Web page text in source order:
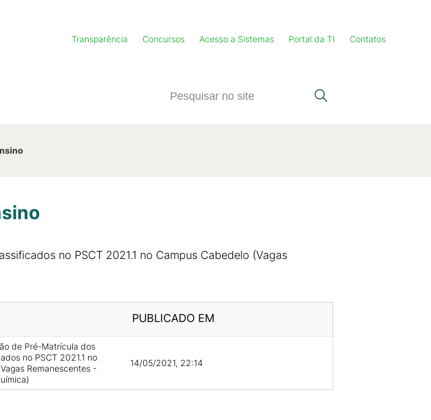
Transparência Concursos Acesso a Sistemas Portal da TI Contatos
no PSCT 2021.1 no Campus Cabedelo (Vagas
PUBLICADO EM
de Pré-Matrícula dos
no PSCT 2021.1 no
Remanescentes -
14/05/2021, 22:14